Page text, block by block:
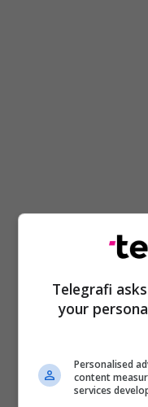
Telegrafi
your
Personalised
content
services